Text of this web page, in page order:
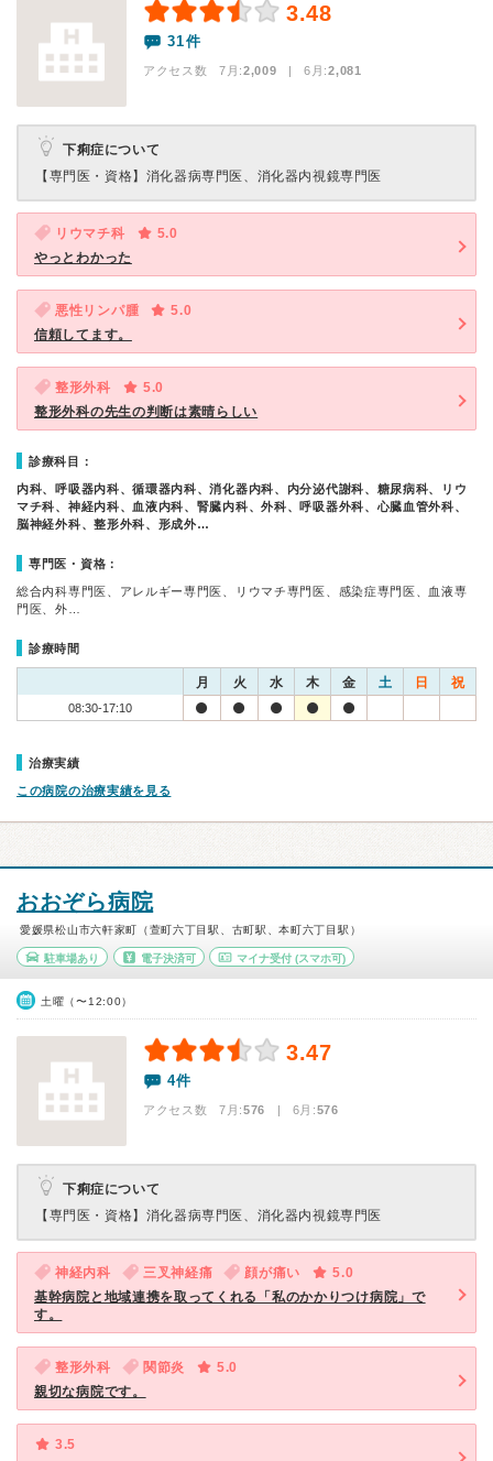
3.48
31件
アクセス数 7月:2,009 | 6月:2,081
下痢症について
【専門医・資格】 消化器病専門医、消化器内視鏡専門医
リウマチ科
5.0
やっとわかった
悪性リンパ腫
5.0
信頼してます。
整形外科
5.0
整形外科の先生の判断は素晴らしい
診療科目：
内科、呼吸器内科、循環器内科、消化器内科、内分泌代謝科、糖尿病科、リウ
マチ科、神経内科、血液内科、腎臓内科、外科、呼吸器外科、心臓血管外科、
脳神経外科、整形外科、形成外…
専門医・資格：
総合内科専門医、アレルギー専門医、リウマチ専門医、感染症専門医、血液専
門医、外…
診療時間
月 火 水 木 金 土 日 祝
08:30-17:10
治療実績
この病院の治療実績を見る
おおぞら病院
愛媛県松山市六軒家町（萱町六丁目駅、古町駅、本町六丁目駅）
駐車場あり 電子決済可 マイナ受付 (スマホ可)
土曜（〜12:00）
3.47
4件
アクセス数 7月:576 | 6月:576
下痢症について
【専門医・資格】 消化器病専門医、消化器内視鏡専門医
神経内科 三叉神経痛 顔が痛い
5.0
基幹病院と地域連携を取ってくれる「私のかかりつけ病院」で
す。
整形外科 関節炎
5.0
親切な病院です。
3.5